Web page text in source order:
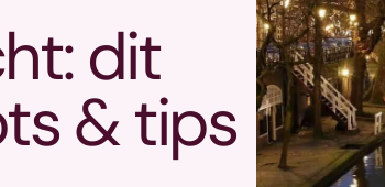
dit
& tips